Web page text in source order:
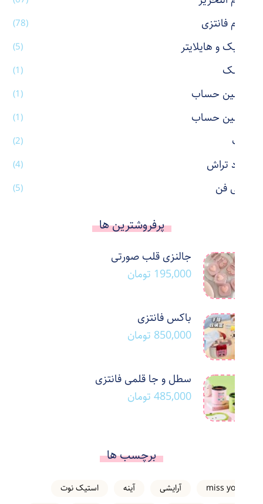
لوازم فانتزی (78)
ماژیک و هایلایتر (5)
ماسک (1)
ماشین حساب (1)
ماشین حساب (1)
ماگ (2)
مداد تراش (4)
مینی فن (5)
پرفروشترین ها
جالنزی قلب صورتی
195,000 تومان
باکس فانتزی
850,000 تومان
سطل و جا قلمی فانتزی
485,000 تومان
برچسب ها
miss you آرایشی آینه
استیک نوت